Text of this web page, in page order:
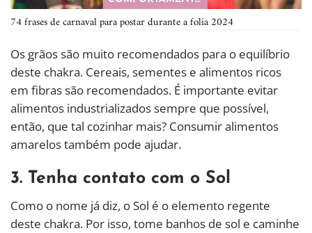
74 frases de carnaval para postar durante a folia 2024
Os grãos são muito recomendados para o equilíbrio
deste chakra. Cereais, sementes e alimentos ricos
em fibras são recomendados. É importante evitar
alimentos industrializados sempre que possível,
então, que tal cozinhar mais? Consumir alimentos
amarelos também pode ajudar.
3. Tenha contato com o Sol
Como o nome já diz, o Sol é o elemento regente
deste chakra. Por isso, tome banhos de sol e caminhe